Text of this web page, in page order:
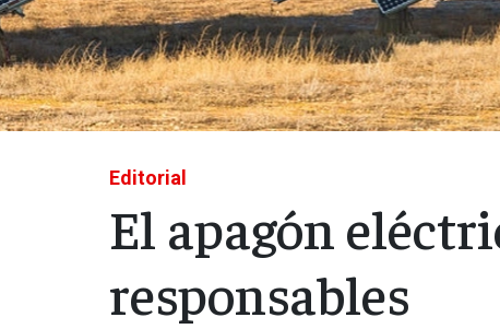
Editorial
El apagón
responsables